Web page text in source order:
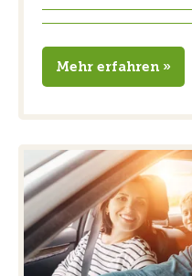
Mehr erfahren »